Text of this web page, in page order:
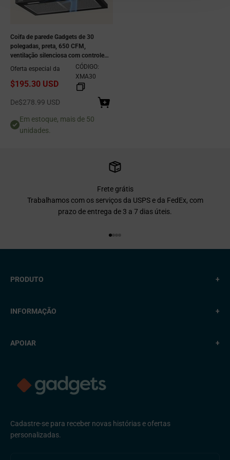
Coifa de parede Gadgets de 30
polegadas, preta, 650 CFM,
ventilação silenciosa com controle
por gestos e toque, iluminação LED,
para instalação com ou sem dutos,
eficiente em termos de energia.
Oferta especial da
$195.30 USD
CÓDIGO:
XMA30
Preço de venda
De$278.99 USD
Em estoque, mais de 50
unidades.
Frete grátis
Trabalhamos com os serviços da USPS e da FedEx, com
prazo de entrega de 3 a 7 dias úteis.
PRODUTO +
INFORMAÇÃO +
APOIAR +
Cadastre-se para receber novas histórias e ofertas
personalizadas.